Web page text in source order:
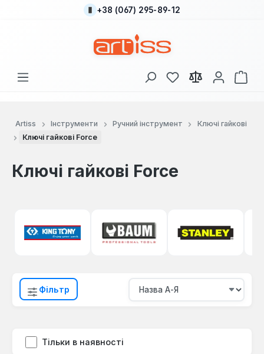
Перейти до основного вмісту
+38 (067) 295-89-12
У вас є 0 у списку
Artiss Інструменти Ручний інструмент
Ключі гайкові
Ключі гайкові Force
Ключі гайкові Force
Фільтр
Тільки в наявності